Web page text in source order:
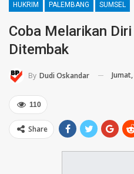
HUKRIM PALEMBANG SUMSEL
Coba Melarikan
Ditembak
By Dudi Oskandar
110
Share